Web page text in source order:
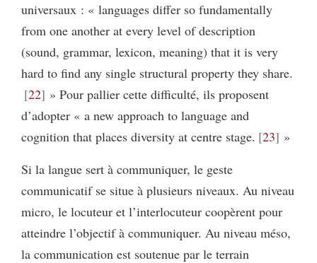
universaux : « languages differ so fundamentally
from one another at every level of description
(sound, grammar, lexicon, meaning) that it is very
hard to find any single structural property they share.
22 » Pour pallier cette difficulté, ils proposent
d’adopter « a new approach to language and
cognition that places diversity at centre stage. 23 »
Si la langue sert à communiquer, le geste
communicatif se situe à plusieurs niveaux. Au niveau
micro, le locuteur et l’interlocuteur coopèrent pour
atteindre l’objectif à communiquer. Au niveau méso,
la communication est soutenue par le terrain